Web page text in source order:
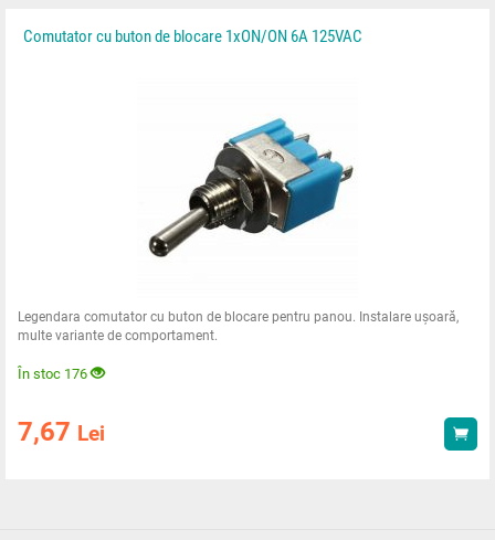
Comutator cu buton de blocare 1xON/ON 6A 125VAC
Legendara comutator cu buton de blocare pentru panou. Instalare ușoară,
multe variante de comportament.
În stoc 176
7,67 Lei